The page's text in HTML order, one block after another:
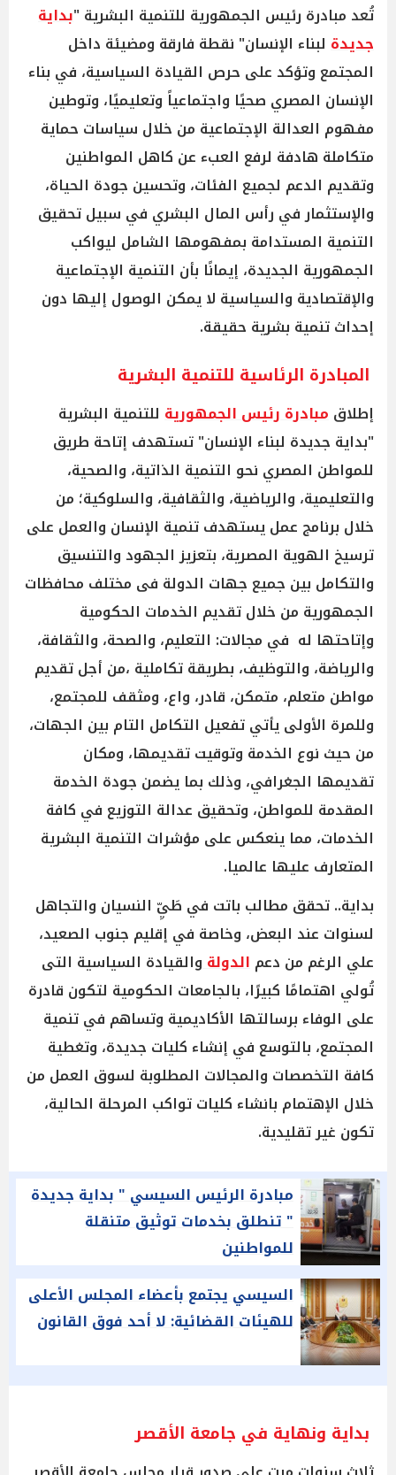
تُعد مبادرة رئيس الجمهورية للتنمية البشرية "بداية
جديدة لبناء الإنسان" نقطة فارقة ومضيئة داخل
المجتمع وتؤكد على حرص القيادة السياسية، في بناء
الإنسان المصري صحيًا واجتماعياً وتعليميًا، وتوطين
مفهوم العدالة الإجتماعية من خلال سياسات حماية
متكاملة هادفة لرفع العبء عن كاهل المواطنين
وتقديم الدعم لجميع الفئات، وتحسين جودة الحياة،
والإستثمار في رأس المال البشري في سبيل تحقيق
التنمية المستدامة بمفهومها الشامل ليواكب
الجمهورية الجديدة، إيمانًا بأن التنمية الإجتماعية
والإقتصادية والسياسية لا يمكن الوصول إليها دون
إحداث تنمية بشرية حقيقة.
المبادرة الرئاسية للتنمية البشرية
إطلاق مبادرة رئيس الجمهورية للتنمية البشرية
"بداية جديدة لبناء الإنسان" تستهدف إتاحة طريق
للمواطن المصري نحو التنمية الذاتية، والصحية،
والتعليمية، والرياضية، والثقافية، والسلوكية؛ من
خلال برنامج عمل يستهدف تنمية الإنسان والعمل على
ترسيخ الهوية المصرية، بتعزيز الجهود والتنسيق
والتكامل بين جميع جهات الدولة فى مختلف محافظات
الجمهورية من خلال تقديم الخدمات الحكومية
وإتاحتها له في مجالات: التعليم، والصحة، والثقافة،
والرياضة، والتوظيف، بطريقة تكاملية ،من أجل تقديم
مواطن متعلم، متمكن، قادر، واع، ومثقف للمجتمع،
وللمرة الأولى يأتي تفعيل التكامل التام بين الجهات،
من حيث نوع الخدمة وتوقيت تقديمها، ومكان
تقديمها الجغرافي، وذلك بما يضمن جودة الخدمة
المقدمة للمواطن، وتحقيق عدالة التوزيع في كافة
الخدمات، مما ينعكس على مؤشرات التنمية البشرية
المتعارف عليها عالميا.
بداية.. تحقق مطالب باتت في طَيِّ النسيان والتجاهل
لسنوات عند البعض، وخاصة في إقليم جنوب الصعيد،
علي الرغم من دعم الدولة والقيادة السياسية التى
تُولي اهتمامًا كبيرًا، بالجامعات الحكومية لتكون قادرة
على الوفاء برسالتها الأكاديمية وتساهم في تنمية
المجتمع، بالتوسع في إنشاء كليات جديدة، وتغطية
كافة التخصصات والمجالات المطلوبة لسوق العمل من
خلال الإهتمام بانشاء كليات تواكب المرحلة الحالية،
تكون غير تقليدية.
مبادرة الرئيس السيسي " بداية جديدة
" تنطلق بخدمات توثيق متنقلة
للمواطنين
السيسي يجتمع بأعضاء المجلس الأعلى
للهيئات القضائية: لا أحد فوق القانون
بداية ونهاية في جامعة الأقصر